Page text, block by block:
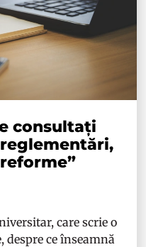
consultați
care scrie o
despre ce înseamnă